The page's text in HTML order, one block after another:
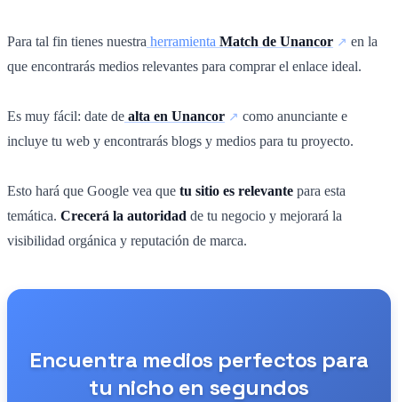
Para tal fin tienes nuestra herramienta Match de Unancor
en la
que encontrarás medios relevantes para comprar el enlace ideal.
Es muy fácil: date de alta en Unancor
como anunciante e
incluye tu web y encontrarás blogs y medios para tu proyecto.
Esto hará que Google vea que tu sitio es relevante para esta
temática. Crecerá la autoridad de tu negocio y mejorará la
visibilidad orgánica y reputación de marca.
Encuentra medios perfectos para
tu nicho en segundos